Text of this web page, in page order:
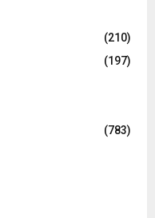
(210)
(197)
(783)